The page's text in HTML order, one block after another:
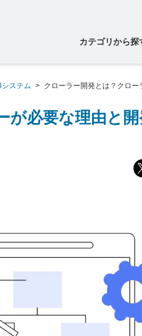
カテゴリから探
システム > クローラー開発とは？クロー
が必要な理由と